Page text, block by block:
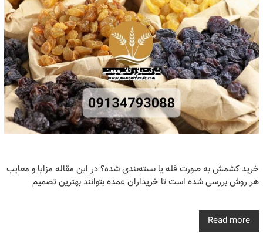
خرید کشمش به صورت فله یا بسته‌بندی شده؟ در این مقاله مزایا و معایب
هر روش بررسی شده است تا خریداران عمده بتوانند بهترین تصمیم
Read more